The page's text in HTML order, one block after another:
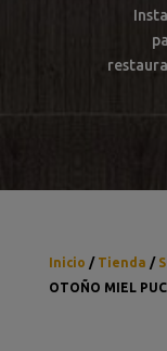
Inicio / Tienda /
OTOÑO MIEL